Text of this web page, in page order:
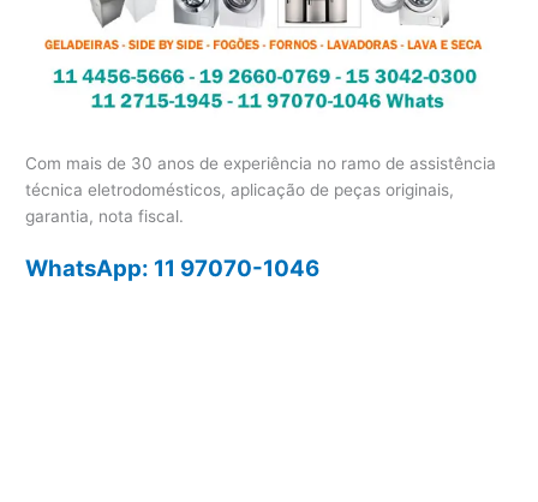
Com mais de 30 anos de experiência no ramo de assistência
técnica eletrodomésticos, aplicação de peças originais,
garantia, nota fiscal.
WhatsApp: 11 97070-1046